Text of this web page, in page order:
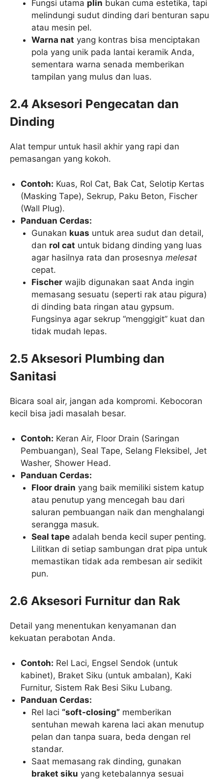
Fungsi utama plin bukan cuma estetika, tapi
melindungi sudut dinding dari benturan sapu
atau mesin pel.
Warna nat yang kontras bisa menciptakan
pola yang unik pada lantai keramik Anda,
sementara warna senada memberikan
tampilan yang mulus dan luas.
2.4 Aksesori Pengecatan dan
Dinding
Alat tempur untuk hasil akhir yang rapi dan
pemasangan yang kokoh.
Contoh: Kuas, Rol Cat, Bak Cat, Selotip Kertas
(Masking Tape), Sekrup, Paku Beton, Fischer
(Wall Plug).
Panduan Cerdas:
Gunakan kuas untuk area sudut dan detail,
dan rol cat untuk bidang dinding yang luas
agar hasilnya rata dan prosesnyamelesat
cepat.
Fischer wajib digunakan saat Anda ingin
memasang sesuatu (seperti rak atau pigura)
di dinding bata ringan atau gypsum.
Fungsinya agar sekrup “menggigit” kuat dan
tidak mudah lepas.
2.5 Aksesori Plumbing dan
Sanitasi
Bicara soal air, jangan ada kompromi. Kebocoran
kecil bisa jadi masalah besar.
Contoh: Keran Air, Floor Drain (Saringan
Pembuangan), Seal Tape, Selang Fleksibel, Jet
Washer, Shower Head.
Panduan Cerdas:
Floor drain yang baik memiliki sistem katup
atau penutup yang mencegah bau dari
saluran pembuangan naik dan menghalangi
serangga masuk.
Seal tape adalah benda kecil super penting.
Lilitkan di setiap sambungan drat pipa untuk
memastikan tidak ada rembesan air sedikit
pun.
2.6 Aksesori Furnitur dan Rak
Detail yang menentukan kenyamanan dan
kekuatan perabotan Anda.
Contoh: Rel Laci, Engsel Sendok (untuk
kabinet), Braket Siku (untuk ambalan), Kaki
Furnitur, Sistem Rak Besi Siku Lubang.
Panduan Cerdas:
Rel laci “soft-closing” memberikan
sentuhan mewah karena laci akan menutup
pelan dan tanpa suara, beda dengan rel
standar.
Saat memasang rak dinding, gunakan
braket siku yang ketebalannya sesuai